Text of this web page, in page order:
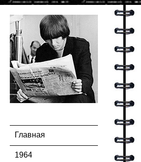
Главная
1964